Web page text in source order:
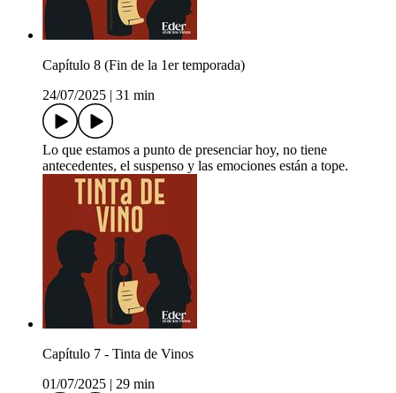
Capítulo 8 (Fin de la 1er temporada)
24/07/2025
31 min
Lo que estamos a punto de presenciar hoy, no tiene
antecedentes, el suspenso y las emociones están a tope.
Capítulo 7 - Tinta de Vinos
01/07/2025
29 min